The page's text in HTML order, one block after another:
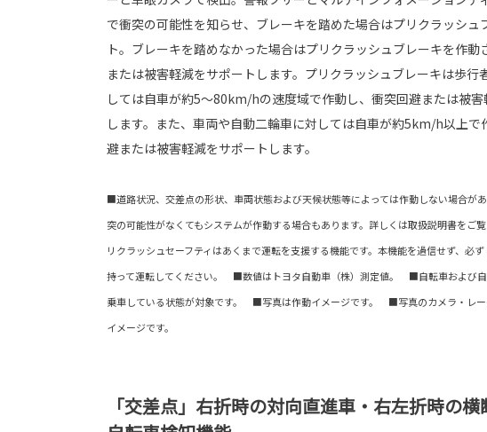
で衝突の可能性を知らせ、ブレーキを踏めた場合はプリクラッシュ
ト。ブレーキを踏めなかった場合はプリクラッシュブレーキを作動
または被害軽減をサポートします。プリクラッシュブレーキは歩行
しては自車が約5〜80km/hの速度域で作動し、衝突回避または被害
します。また、車両や自動二輪車に対しては自車が約5km/h以上で
避または被害軽減をサポートします。
■道路状況、交差点の形状、車両状態および天候状態等によっては作動しない場合が
突の可能性がなくてもシステムが作動する場合もあります。詳しくは取扱説明書を
リクラッシュセーフティはあくまで運転を支援する機能です。本機能を過信せず、必
持って運転してください。 ■数値はトヨタ自動車（株）測定値。 ■自転車および
乗車している状態が対象です。 ■写真は作動イメージです。 ■写真のカメラ・レー
イメージです。
「交差点」右折時の対向直進車・右左折時の横